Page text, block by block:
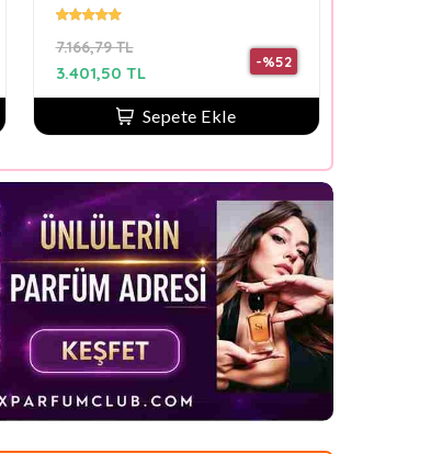
7.166,79 TL
-%52
3.401,50 TL
Sepete Ekle